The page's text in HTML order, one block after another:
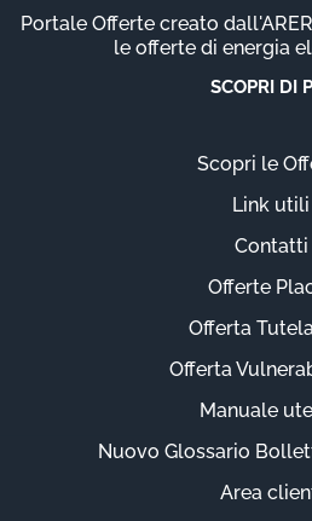
Portale Offerte creato
le offerte di energia
SCOPRI DI
Scopri le
Link utili
Contatti
Offerte
Offerta
Offerta
Manuale
Nuovo Glossario
Area